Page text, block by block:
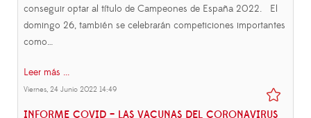
conseguir optar al título de Campeones de España 2022. El
domingo 26, también se celebrarán competiciones importantes
como…
Leer más ...
Viernes, 24 Junio 2022 14:49
INFORME COVID – LAS VACUNAS DEL CORONAVIRUS